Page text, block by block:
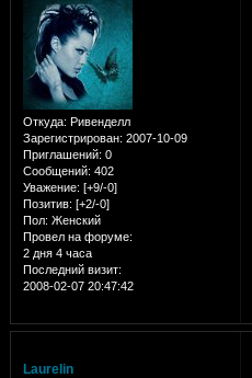
Откуда: Ривенделл
Зарегистрирован: 2007-10-09
Приглашений: 0
Сообщений: 402
Уважение: [+9/-0]
Позитив: [+2/-0]
Пол: Женский
Провел на форуме:
2 дня 4 часа
Последний визит:
2008-02-07 20:47:42
Laurelin